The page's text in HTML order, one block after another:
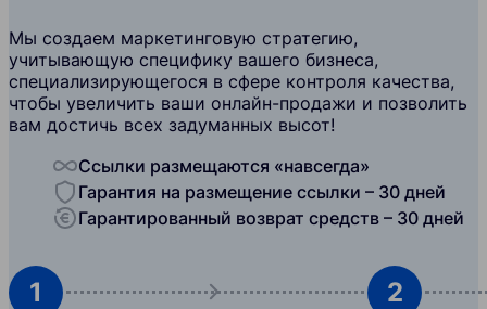
Мы создаем маркетинговую стратегию,
учитывающую специфику вашего бизнеса,
специализирующегося в сфере контроля качества,
чтобы увеличить ваши онлайн-продажи и позволить
вам достичь всех задуманных высот!
Ссылки размещаются «навсегда»
Гарантия на размещение ссылки – 30 дней
Гарантированный возврат средств – 30 дней
1 2